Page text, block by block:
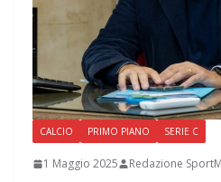
CALCIO PRIMO PIANO SERIE C
1 Maggio 2025 Redazione